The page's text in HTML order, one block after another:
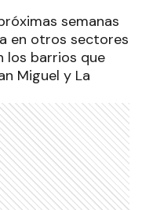
semanas
en otros sectores
los barrios que
Miguel y La